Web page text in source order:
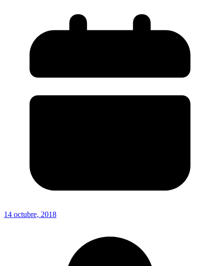
14 octubre, 2018